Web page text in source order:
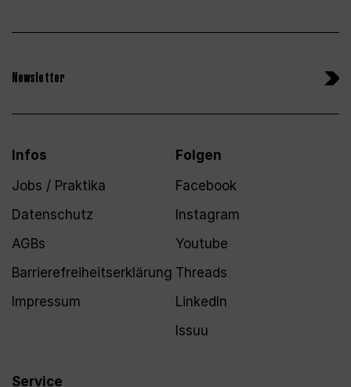
Newsletter
Infos
Jobs / Praktika
Datenschutz
AGBs
Barrierefreiheitserklärung
Impressum
Service
Folgen
Facebook
Instagram
Youtube
Threads
LinkedIn
Issuu